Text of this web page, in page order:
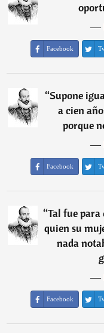
―
Facebook
“Supone
a cien
porque
―
Facebook
“Tal fue
quien su
nada
―
Facebook